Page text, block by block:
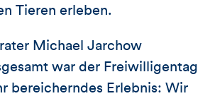
Tieren erleben.
Michael Jarchow
war der Freiwilligentag
bereicherndes Erlebnis: Wir